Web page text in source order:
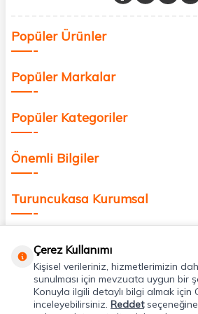
değer katmak için bize
Popüler Ürünler
Popüler Markalar
Popüler Kategoriler
Önemli Bilgiler
Turuncukasa Kurumsal
Uygulamalarımız
Çerez Kullanımı
Kişisel verileriniz, hizmetlerimizin
sunulması için mevzuata uygun bir
Konuyla ilgili detaylı bilgi almak için
inceleyebilirsiniz. Reddetseçeneğine